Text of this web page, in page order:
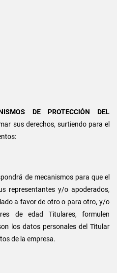
DE PROTECCIÓN DEL
sus derechos, surtiendo para el
de mecanismos para que el
representantes y/o apoderados,
a favor de otro o para otro, y/o
de edad Titulares, formulen
los datos personales del Titular
de la empresa.